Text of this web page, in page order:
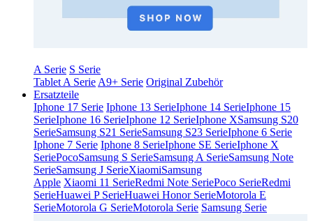
A Serie S Serie
Tablet A Serie A9+ Serie Original Zubehör
Ersatzteile
Iphone 17 Serie Iphone 13 SerieIphone 14 SerieIphone 15
SerieIphone 16 SerieIphone 12 SerieIphone XSamsung S20
SerieSamsung S21 SerieSamsung S23 SerieIphone 6 Serie
Iphone 7 Serie Iphone 8 SerieIphone SE SerieIphone X
SeriePocoSamsung S SerieSamsung A SerieSamsung Note
SerieSamsung J SerieXiaomiSamsung
Apple Xiaomi 11 SerieRedmi Note SeriePoco SerieRedmi
SerieHuawei P SerieHuawei Honor SerieMotorola E
SerieMotorola G SerieMotorola Serie Samsung Serie